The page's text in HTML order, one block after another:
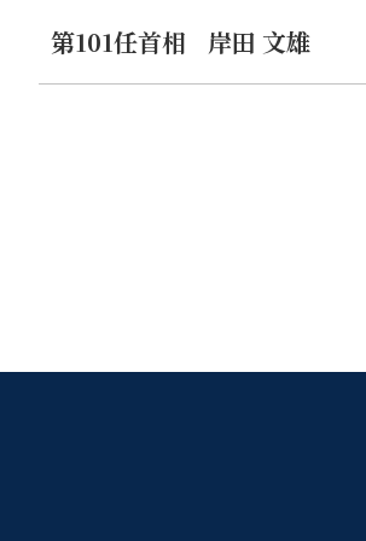
刚才，我宣布成立广岛AI（人工智
心安全且可靠的AI。为此，我们将扎
女士们、先生们：
经合组织不是单方面地把价值观强
中南美、中欧东欧和东南亚国家与经
日本作为成员国中为数不多的亚洲
第101任首相
岸田 文雄